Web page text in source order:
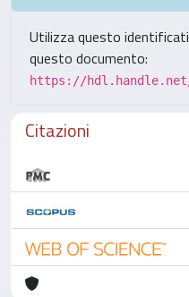
Utilizza questo
questo documento:
https://hdl.handle.net/
Citazioni